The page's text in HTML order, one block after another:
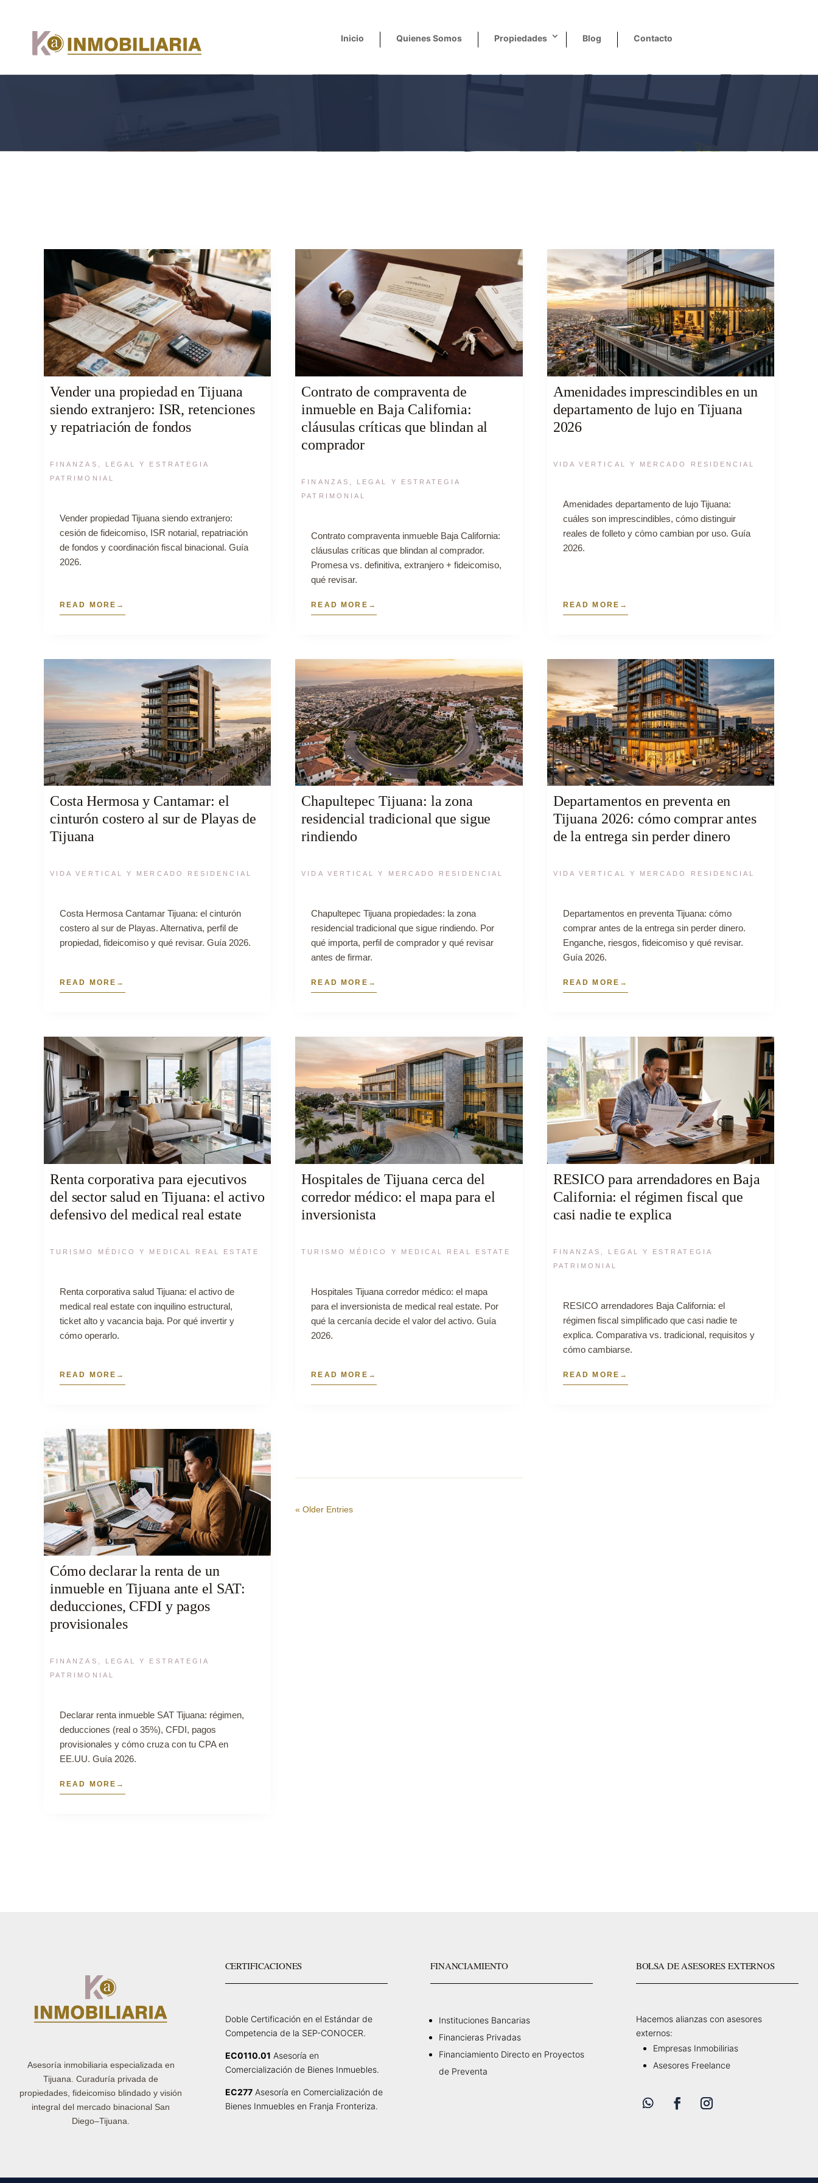
Inicio Quienes Somos Propiedades Blog Contacto
Vender una propiedad en Tijuana
siendo extranjero: ISR, retenciones
y repatriación de fondos
FINANZAS, LEGAL Y ESTRATEGIA
PATRIMONIAL
Vender propiedad Tijuana siendo extranjero:
cesión de fideicomiso, ISR notarial, repatriación
de fondos y coordinación fiscal binacional. Guía
2026.
READ MORE
Contrato de compraventa de
inmueble en Baja California:
cláusulas críticas que blindan al
comprador
FINANZAS, LEGAL Y ESTRATEGIA
PATRIMONIAL
Contrato compraventa inmueble Baja California:
cláusulas críticas que blindan al comprador.
Promesa vs. definitiva, extranjero + fideicomiso,
qué revisar.
READ MORE
Amenidades imprescindibles en un
departamento de lujo en Tijuana
2026
VIDA VERTICAL Y MERCADO RESIDENCIAL
Amenidades departamento de lujo Tijuana:
cuáles son imprescindibles, cómo distinguir
reales de folleto y cómo cambian por uso. Guía
2026.
READ MORE
Costa Hermosa y Cantamar: el
cinturón costero al sur de Playas de
Tijuana
VIDA VERTICAL Y MERCADO RESIDENCIAL
Costa Hermosa Cantamar Tijuana: el cinturón
costero al sur de Playas. Alternativa, perfil de
propiedad, fideicomiso y qué revisar. Guía 2026.
READ MORE
Chapultepec Tijuana: la zona
residencial tradicional que sigue
rindiendo
VIDA VERTICAL Y MERCADO RESIDENCIAL
Chapultepec Tijuana propiedades: la zona
residencial tradicional que sigue rindiendo. Por
qué importa, perfil de comprador y qué revisar
antes de firmar.
READ MORE
Departamentos en preventa en
Tijuana 2026: cómo comprar antes
de la entrega sin perder dinero
VIDA VERTICAL Y MERCADO RESIDENCIAL
Departamentos en preventa Tijuana: cómo
comprar antes de la entrega sin perder dinero.
Enganche, riesgos, fideicomiso y qué revisar.
Guía 2026.
READ MORE
Renta corporativa para ejecutivos
del sector salud en Tijuana: el activo
defensivo del medical real estate
TURISMO MÉDICO Y MEDICAL REAL ESTATE
Renta corporativa salud Tijuana: el activo de
medical real estate con inquilino estructural,
ticket alto y vacancia baja. Por qué invertir y
cómo operarlo.
READ MORE
Hospitales de Tijuana cerca del
corredor médico: el mapa para el
inversionista
TURISMO MÉDICO Y MEDICAL REAL ESTATE
Hospitales Tijuana corredor médico: el mapa
para el inversionista de medical real estate. Por
qué la cercanía decide el valor del activo. Guía
2026.
READ MORE
RESICO para arrendadores en Baja
California: el régimen fiscal que
casi nadie te explica
FINANZAS, LEGAL Y ESTRATEGIA
PATRIMONIAL
RESICO arrendadores Baja California: el
régimen fiscal simplificado que casi nadie te
explica. Comparativa vs. tradicional, requisitos y
cómo cambiarse.
READ MORE
Cómo declarar la renta de un
inmueble en Tijuana ante el SAT:
deducciones, CFDI y pagos
provisionales
FINANZAS, LEGAL Y ESTRATEGIA
PATRIMONIAL
Declarar renta inmueble SAT Tijuana: régimen,
deducciones (real o 35%), CFDI, pagos
provisionales y cómo cruza con tu CPA en
EE.UU. Guía 2026.
READ MORE
« Older Entries
Asesoría inmobiliaria especializada en
Tijuana. Curaduría privada de
propiedades, fideicomiso blindado y visión
integral del mercado binacional San
Diego–Tijuana.
CERTIFICACIONES
Doble Certificación en el Estándar de
Competencia de la SEP-CONOCER.
EC0110.01 Asesoría en
Comercialización de Bienes Inmuebles.
EC277Asesoría en Comercialización de
Bienes Inmuebles en Franja Fronteriza.
FINANCIAMIENTO
Instituciones Bancarias
Financieras Privadas
Financiamiento Directo en Proyectos
de Preventa
BOLSA DE ASESORES EXTERNOS
Hacemos alianzas con asesores
externos:
Empresas Inmobilirias
Asesores Freelance